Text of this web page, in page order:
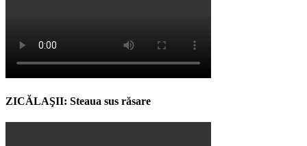
ZICĂLAŞII: Steaua sus răsare